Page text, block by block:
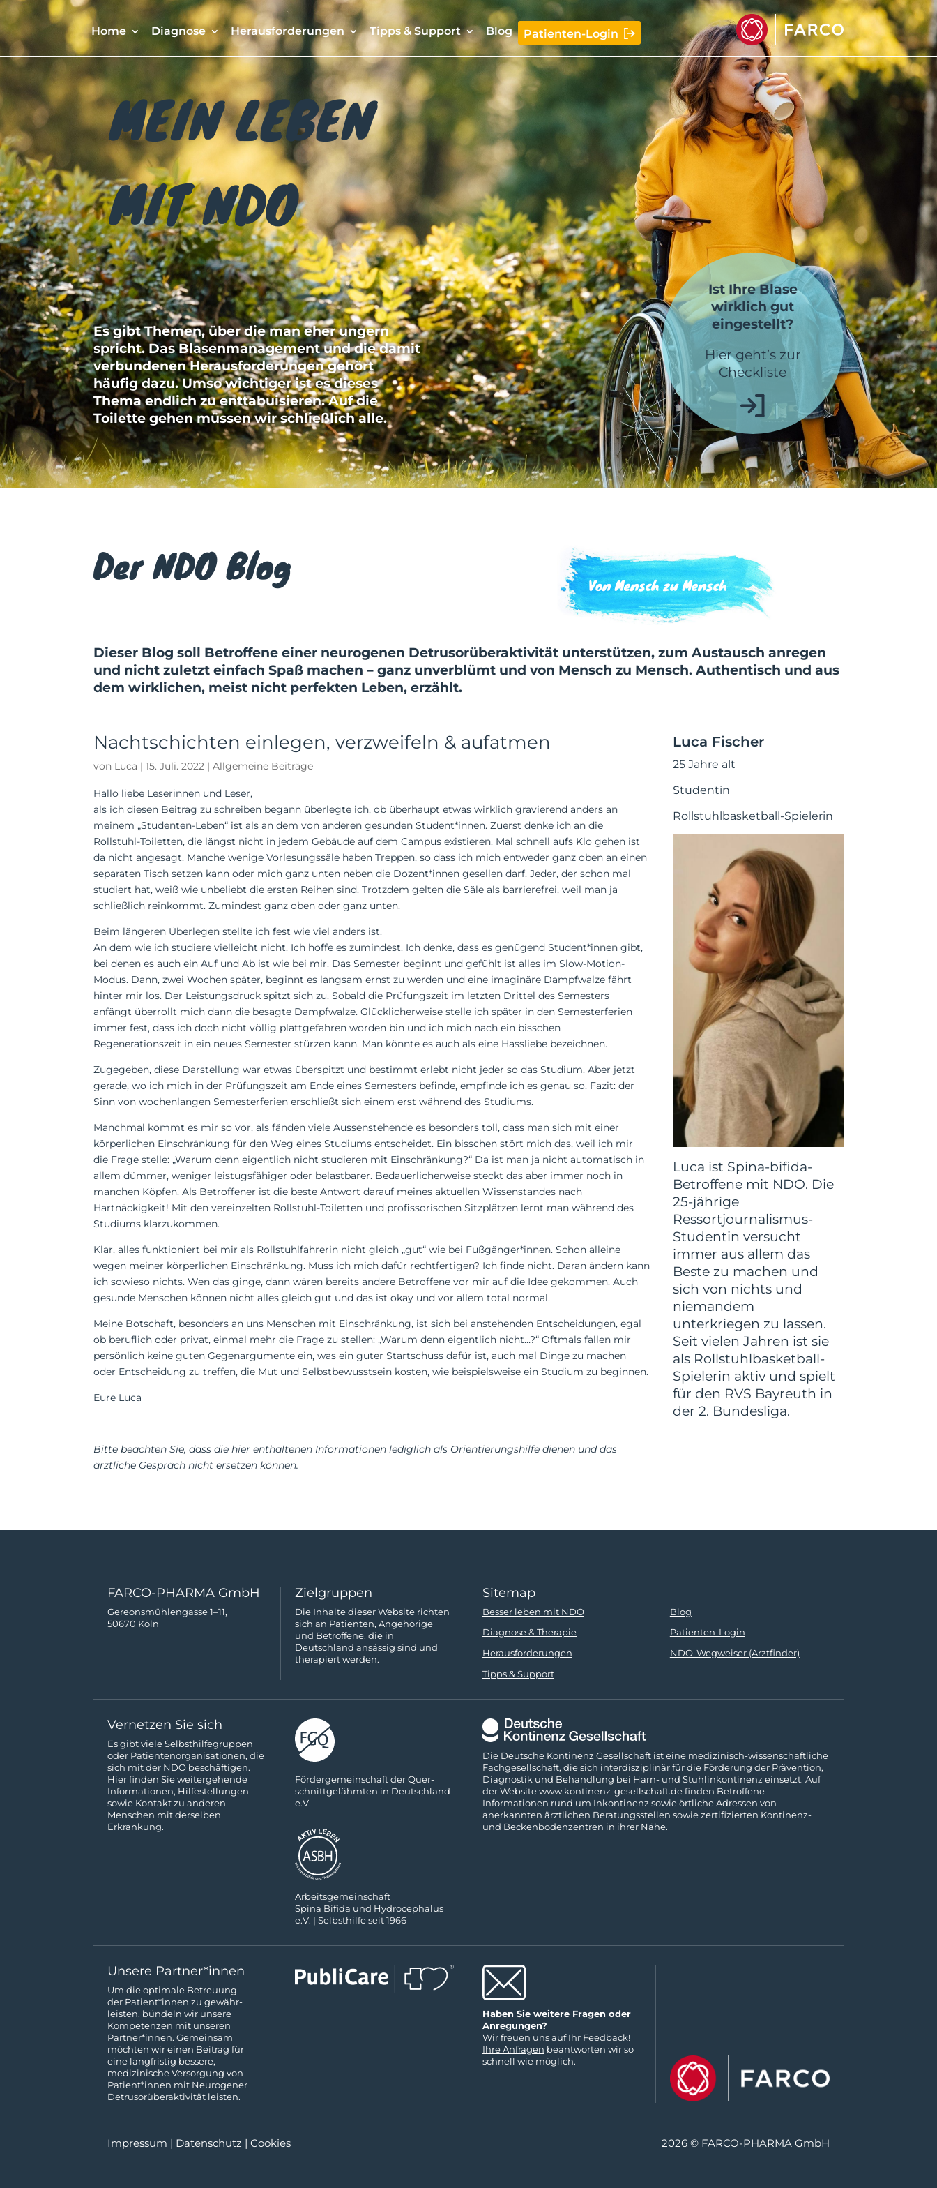
Home Diagnose Herausforderungen Tipps & Support Blog Patienten-Login
MEIN LEBEN
MIT NDO
Es gibt Themen, über die man eher ungern
spricht. Das Blasenmanagement und die damit
ver­bundenen Herausforderungen gehört
häufig dazu. Umso wichtiger ist es dieses
Thema end­lich zu ent­tabuisieren. Auf die
Toilette gehen müssen wir schließlich alle.
Ist Ihre Blase
wirklich gut
eingestellt?
Hier geht’s zur
Checkliste
Der NDO Blog Von Mensch zu Mensch
Dieser Blog soll Betroffene einer neurogenen Detrusor­über­aktivität unterstützen, zum Austausch anregen
und nicht zuletzt einfach Spaß machen – ganz unver­blümt und von Mensch zu Mensch. Authen­tisch und aus
dem wirk­lichen, meist nicht perfekten Leben, erzählt.
Nachtschichten einlegen, verzweifeln & aufatmen
von Luca |15. Juli. 2022 |Allgemeine Beiträge
Hallo liebe Leserinnen und Leser,
als ich diesen Beitrag zu schreiben begann überlegte ich, ob überhaupt etwas wirklich gravierend anders an
meinem „Studenten-Leben“ ist als an dem von anderen gesunden Student*innen. Zuerst denke ich an die
Rollstuhl-Toiletten, die längst nicht in jedem Gebäude auf dem Campus existieren. Mal schnell aufs Klo gehen ist
da nicht angesagt. Manche wenige Vorlesungssäle haben Treppen, so dass ich mich entweder ganz oben an einen
separaten Tisch setzen kann oder mich ganz unten neben die Dozent*innen gesellen darf. Jeder, der schon mal
studiert hat, weiß wie unbeliebt die ersten Reihen sind. Trotzdem gelten die Säle als barrierefrei, weil man ja
schließlich reinkommt. Zumindest ganz oben oder ganz unten.
Beim längeren Überlegen stellte ich fest wie viel anders ist.
An dem wie ich studiere vielleicht nicht. Ich hoffe es zumindest. Ich denke, dass es genügend Student*innen gibt,
bei denen es auch ein Auf und Ab ist wie bei mir. Das Semester beginnt und gefühlt ist alles im Slow-Motion-
Modus. Dann, zwei Wochen später, beginnt es langsam ernst zu werden und eine imaginäre Dampfwalze fährt
hinter mir los. Der Leistungsdruck spitzt sich zu. Sobald die Prüfungszeit im letzten Drittel des Semesters
anfängt überrollt mich dann die besagte Dampfwalze. Glücklicherweise stelle ich später in den Semesterferien
immer fest, dass ich doch nicht völlig plattgefahren worden bin und ich mich nach ein bisschen
Regenerationszeit in ein neues Semester stürzen kann. Man könnte es auch als eine Hassliebe bezeichnen.
Zugegeben, diese Darstellung war etwas überspitzt und bestimmt erlebt nicht jeder so das Studium. Aber jetzt
gerade, wo ich mich in der Prüfungszeit am Ende eines Semesters befinde, empfinde ich es genau so. Fazit: der
Sinn von wochenlangen Semesterferien erschließt sich einem erst während des Studiums.
Manchmal kommt es mir so vor, als fänden viele Aussenstehende es besonders toll, dass man sich mit einer
körperlichen Einschränkung für den Weg eines Studiums entscheidet. Ein bisschen stört mich das, weil ich mir
die Frage stelle: „Warum denn eigentlich nicht studieren mit Einschränkung?“ Da ist man ja nicht automatisch in
allem dümmer, weniger leistugsfähiger oder belastbarer. Bedauerlicherweise steckt das aber immer noch in
manchen Köpfen. Als Betroffener ist die beste Antwort darauf meines aktuellen Wissenstandes nach
Hartnäckigkeit! Mit den vereinzelten Rollstuhl-Toiletten und profissorischen Sitzplätzen lernt man während des
Studiums klarzukommen.
Klar, alles funktioniert bei mir als Rollstuhlfahrerin nicht gleich „gut“ wie bei Fußgänger*innen. Schon alleine
wegen meiner körperlichen Einschränkung. Muss ich mich dafür rechtfertigen? Ich finde nicht. Daran ändern kann
ich sowieso nichts. Wen das ginge, dann wären bereits andere Betroffene vor mir auf die Idee gekommen. Auch
gesunde Menschen können nicht alles gleich gut und das ist okay und vor allem total normal.
Meine Botschaft, besonders an uns Menschen mit Einschränkung, ist sich bei anstehenden Entscheidungen, egal
ob beruflich oder privat, einmal mehr die Frage zu stellen: „Warum denn eigentlich nicht…?“ Oftmals fallen mir
persönlich keine guten Gegenargumente ein, was ein guter Startschuss dafür ist, auch mal Dinge zu machen
oder Entscheidung zu treffen, die Mut und Selbstbewusstsein kosten, wie beispielsweise ein Studium zu beginnen.
Eure Luca
Bitte beachten Sie, dass die hier enthaltenen Informationen lediglich als Orientierungshilfe dienen und das
ärztliche Gespräch nicht ersetzen können.
Luca Fischer
25 Jahre alt
Studentin
Rollstuhlbasketball-Spielerin
Luca ist Spina-bifida-
Betroffene mit NDO. Die
25-jährige
Ressortjournalismus-
Studentin versucht
immer aus allem das
Beste zu machen und
sich von nichts und
niemandem
unterkriegen zu lassen.
Seit vielen Jahren ist sie
als Rollstuhlbasketball-
Spielerin aktiv und spielt
für den RVS Bayreuth in
der 2. Bundesliga.
FARCO-PHARMA GmbH
Gereonsmühlengasse 1–11,
50670 Köln
Zielgruppen
Die Inhalte dieser Website richten
sich an Patienten, Angehörige
und Betroffene, die in
Deutschland ansässig sind und
therapiert werden.
Sitemap
Besser leben mit NDO
Diagnose & Therapie
Herausforderungen
Tipps & Support
Blog
Patienten-Login
NDO-Wegweiser (Arztfinder)
Vernetzen Sie sich
Es gibt viele Selbsthilfe­gruppen
oder Patienten­­organisationen, die
sich mit der NDO beschäftigen.
Hier finden Sie weitergehende
Informa­tionen, Hilfestellungen
sowie Kon­takt zu anderen
Menschen mit derselben
Erkrankung.
För­der­ge­mein­schaft der Quer­
schnitt­ge­lähm­ten in Deutsch­land
e.V.
Ar­beits­ge­mein­schaft
Spina Bifida und Hydro­cephalus
e.V. | Selbs­thilfe seit 1966
Die Deutsche Kontinenz Gesellschaft ist eine medizinisch-wissenschaftliche
Fach­gesellschaft, die sich interdisziplinär für die Förderung der Prävention,
Diagnostik und Behandlung bei Harn- und Stuhl­inkontinenz einsetzt. Auf
der Website www.kontinenz-gesellschaft.de finden Betroffene
Informationen rund um Inkontinenz sowie örtliche Adressen von
anerkannten ärztlichen Beratungs­stellen sowie zertifizierten Kontinenz-
und Beckenboden­zentren in ihrer Nähe.
Unsere Partner*innen
Um die optimale Betreuung
der Patient*innen zu gewähr­
leisten, bündeln wir unsere
Kompeten­zen mit unseren
Partner*innen. Gemeinsam
möchten wir einen Beitrag für
eine langfristig bessere,
medizinische Ver­sorgung von
Patient*innen mit Neurogener
Detrusor­über­aktivität leisten.
Haben Sie weitere Fragen oder
Anregungen?
Wir freuen uns auf Ihr Feedback!
Ihre Anfragen beantworten wir so
schnell wie möglich.
Impressum | Datenschutz |Cookies 2026© FARCO-PHARMA GmbH